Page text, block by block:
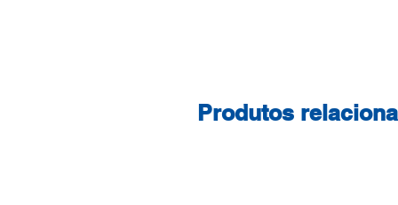
Produtos